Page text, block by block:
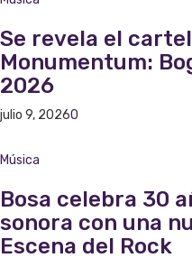
Se revela el
Monumentum:
2026
julio 9, 20260
Música
Bosa celebra 30
sonora con una
Escena del Rock